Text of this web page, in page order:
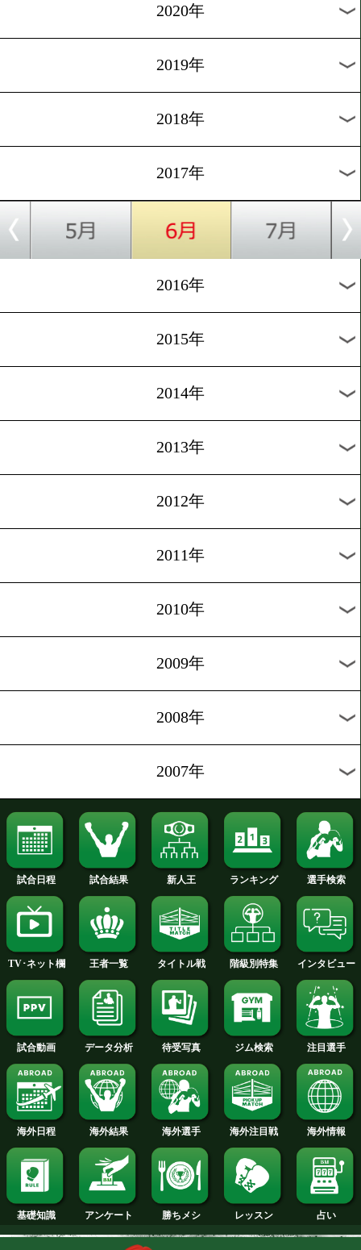
過去のニュース
2026年
2025年
2024年
2022年
2020年
2019年
2017年
2016年
2015年
2014年
2013年
2012年
2011年
2010年